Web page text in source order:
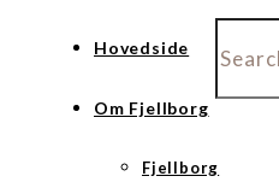
Hovedside
Om Fjellborg
Fjellborg